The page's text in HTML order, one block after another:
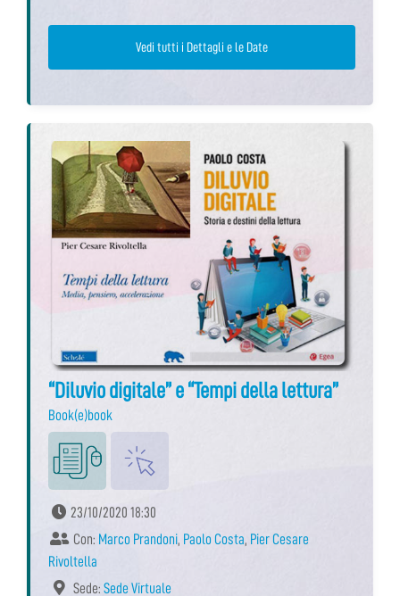
Vedi tutti i Dettagli e le Date
“Diluvio digitale” e “Tempi della lettura”
Book(e)book
23/10/2020 18:30
Con: Marco Prandoni, Paolo Costa, Pier Cesare
Rivoltella
Sede: Sede Virtuale